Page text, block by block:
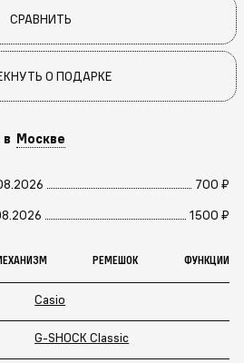
СРАВНИТЬ
О ПОДАРКЕ
Москве
700 ₽
1500 ₽
РЕМЕШОК ФУНКЦИИ
Casio
G-SHOCK Classic